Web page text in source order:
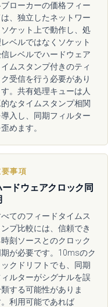
ローカーの価格フィー
は、独立したネットワー
ソケット上で動作し、処
ベルではなくソケット
レベルでハードウェア
イムスタンプ付きのティ
ク受信を行う必要があり
す。共有処理キューは人
的なタイムスタンプ相関
導入し、同期フィルター
めます。
事項
ードウェアクロック同
てのフィードタイムス
ンプ比較には、信頼でき
時刻ソースとのクロック
期が必要です。10msのク
ックドリフトでも、同期
ィルターがシグナルを誤
する可能性がありま
利用可能であれば